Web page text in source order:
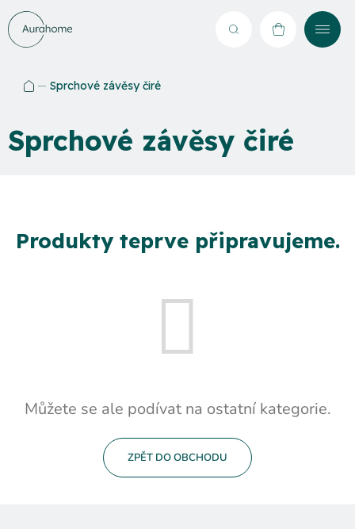
Přejít
na
obsah
Hledat NÁKUPNÍ
Sprchové závěsy čiré
Sprchové závěsy čiré
Produkty teprve připravujeme.
Můžete se ale podívat na ostatní kategorie.
ZPĚT DO OBCHODU